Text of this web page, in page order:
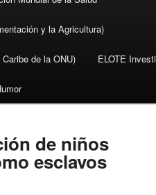
y la Agricultura)
de la ONU) ELOTE
de niños
esclavos